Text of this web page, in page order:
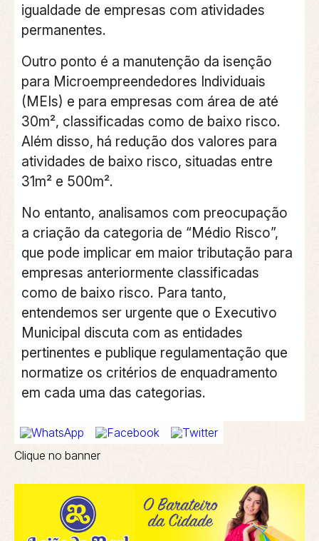
igualdade de empresas com atividades
permanentes.
Outro ponto é a manutenção da isenção
para Microempreendedores Individuais
(MEIs) e para empresas com área de até
30m², classificadas como de baixo risco.
Além disso, há redução dos valores para
atividades de baixo risco, situadas entre
31m² e 500m².
No entanto, analisamos com preocupação
a criação da categoria de “Médio Risco”,
que pode implicar em maior tributação para
empresas anteriormente classificadas
como de baixo risco. Para tanto,
entendemos ser urgente que o Executivo
Municipal discuta com as entidades
pertinentes e publique regulamentação que
normatize os critérios de enquadramento
em cada uma das categorias.
Clique no banner